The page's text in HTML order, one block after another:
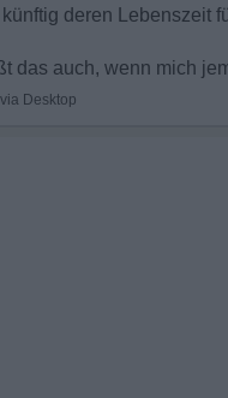
deren Lebenszeit
das auch, wenn mich